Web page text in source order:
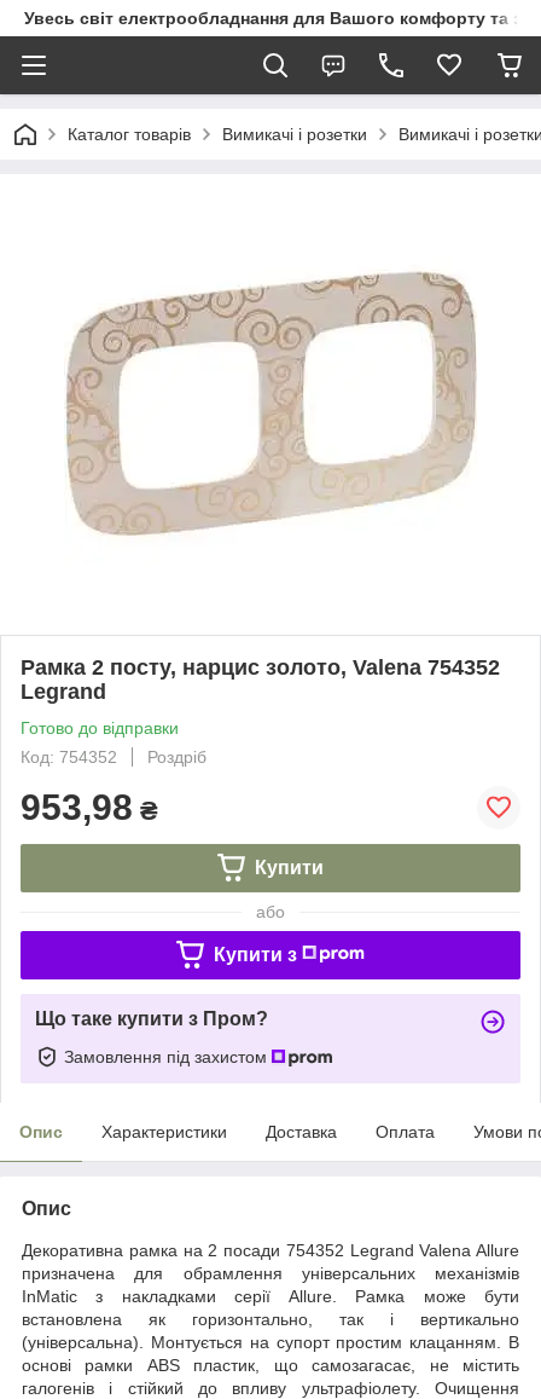
Увесь світ електрообладнання для Вашого комфорту та
Каталог товарів Вимикачі і розетки Вимикачі і
Рамка 2 посту, нарцис золото, Valena 754352
Legrand
Готово до відправки
Код: 754352
Роздріб
953,98 ₴
Купити
або
Купити з
Що таке купити з Пром?
Замовлення під захистом
Опис Характеристики Доставка Оплата Умови
Опис
Декоративна рамка на 2 посади 754352 Legrand Valena Allure
призначена для обрамлення універсальних механізмів
InMatic з накладками серії Allure. Рамка може бути
встановлена як горизонтально, так і вертикально
(універсальна). Монтується на супорт простим клацанням. В
основі рамки ABS пластик, що самозагасає, не містить
галогенів і стійкий до впливу ультрафіолету. Очищення